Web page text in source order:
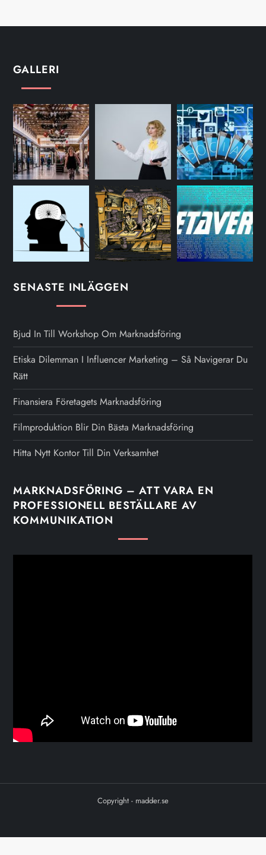
GALLERI
SENASTE INLÄGGEN
Bjud In Till Workshop Om Marknadsföring
Etiska Dilemman I Influencer Marketing – Så Navigerar Du
Rätt
Finansiera Företagets Marknadsföring
Filmproduktion Blir Din Bästa Marknadsföring
Hitta Nytt Kontor Till Din Verksamhet
MARKNADSFÖRING – ATT VARA EN
PROFESSIONELL BESTÄLLARE AV
KOMMUNIKATION